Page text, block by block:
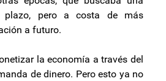
plazo, pero a costa de más
a futuro.
la economía a través del
de dinero. Pero esto ya no